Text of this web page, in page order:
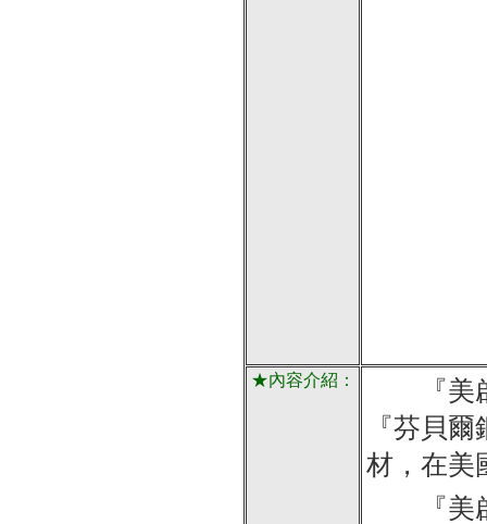
★內容介紹：
『美啟
『芬貝
材，在美
『美啟